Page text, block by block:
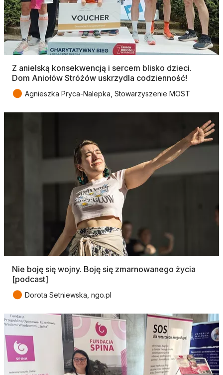
Z anielską konsekwencją i sercem blisko dzieci.
Dom Aniołów Stróżów uskrzydla codzienność!
● Agnieszka Pryca-Nalepka, Stowarzyszenie MOST
Nie boję się wojny. Boję się zmarnowanego życia
[podcast]
● Dorota Setniewska, ngo.pl